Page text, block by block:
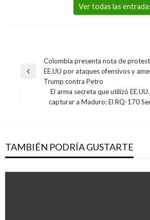
Ver todas las
Navegación
de
entradas
Entrada
Colombia presenta nota de
EE.UU por ataques ofensivos y
Trump contra Petro
Entrada
El arma secreta que utilizó
capturar a Maduro: El RQ-170
TAMBIÉN PODRÍA GUSTARTE